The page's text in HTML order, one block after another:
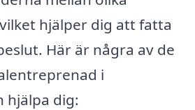
hjälper dig att fatta
Här är några av de
i
hjälpa dig: